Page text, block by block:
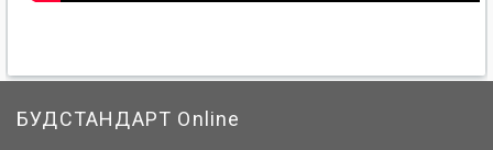
БУДСТАНДАРТ Online